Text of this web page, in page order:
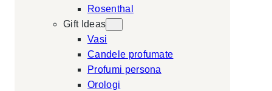
Rosenthal
Gift Ideas
Vasi
Candele profumate
Profumi persona
Orologi